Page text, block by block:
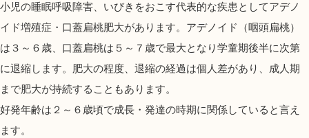
小児の睡眠呼吸障害、いびきをおこす代表的な疾患としてアデノ
イド増殖症・口蓋扁桃肥大があります。アデノイド（咽頭扁桃）
は３～６歳、口蓋扁桃は５～７歳で最大となり学童期後半に次第
に退縮します。肥大の程度、退縮の経過は個人差があり、成人期
まで肥大が持続することもあります。
好発年齢は２～６歳頃で成長・発達の時期に関係していると言え
ます。